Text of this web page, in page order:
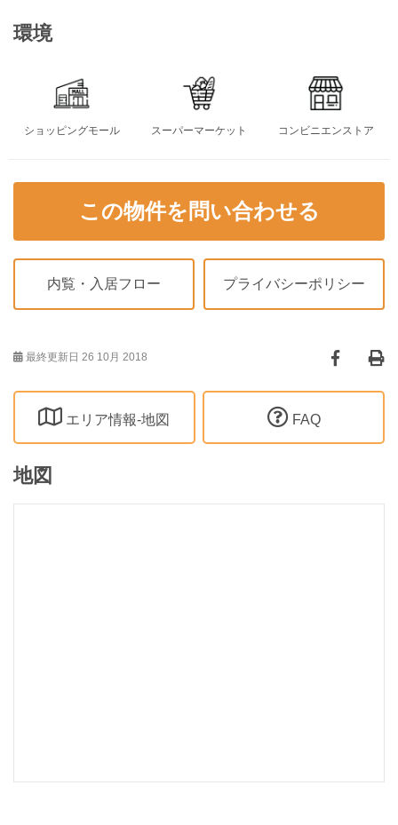
環境
ショッピングモール スーパーマーケット コンビニエンストア
この物件を問い合わせる
内覧・入居フロー プライバシーポリシー
最終更新日 26 10月 2018
エリア情報-地図 FAQ
地図